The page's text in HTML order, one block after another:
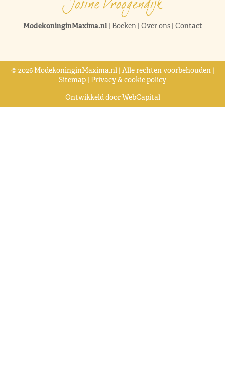
ModekoninginMaxima.nl| Boeken| Over ons| Contact
© 2026 ModekoninginMaxima.nl | Alle rechten voorbehouden |
Sitemap | Privacy & cookie policy
Ontwikkeld doorWebCapital